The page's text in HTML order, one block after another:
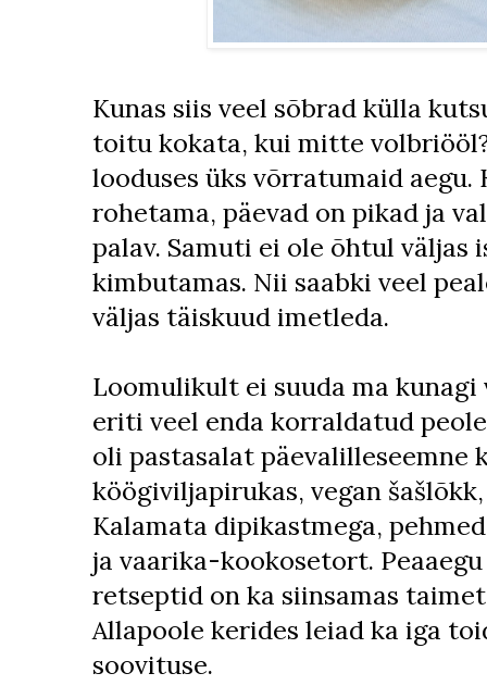
Kunas siis veel sõbrad külla
toitu kokata, kui mitte
looduses üks võrratumaid aegu.
rohetama, päevad on pikad ja
palav. Samuti ei ole õhtul väljas
kimbutamas. Nii saabki veel
väljas täiskuud imetleda.
Loomulikult ei suuda ma
eriti veel enda korraldatud
oli pastasalat päevalilleseemne
köögiviljapirukas, vegan
Kalamata dipikastmega,
ja vaarika-kookosetort.
retseptid on ka siinsamas
Allapoole kerides leiad ka iga
soovituse.